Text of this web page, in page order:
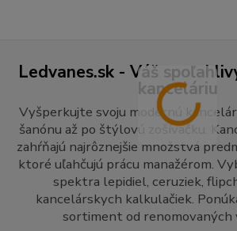
Ledvanes.sk - Váš
kanceláriu
Vyšperkujte svoju modernú
šanónu až po štýlovú zošívačku.
zahŕňajú najrôznejšie množstvá
ktoré uľahčujú prácu manažérom.
spektra lepidiel, ceruziek,
kancelárskych kalkulačiek.
sortiment od renomovaných